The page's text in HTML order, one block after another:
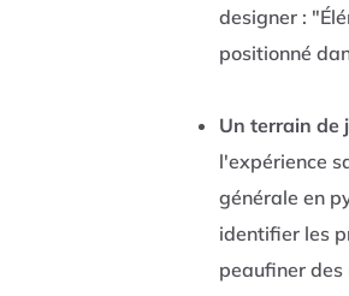
designer :
positionné
Un terrain de
l'expérience
générale en
identifier les
peaufiner